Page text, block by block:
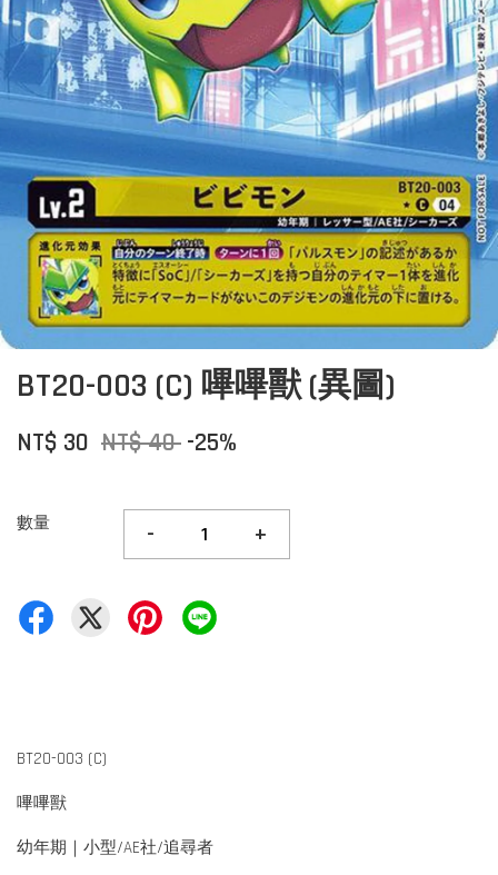
BT20-003 (C) 嗶嗶獸 (異圖)
NT$ 30 NT$ 40 -25%
數量 - +
BT20-003 (C)
嗶嗶獸
幼年期｜小型/AE社/追尋者